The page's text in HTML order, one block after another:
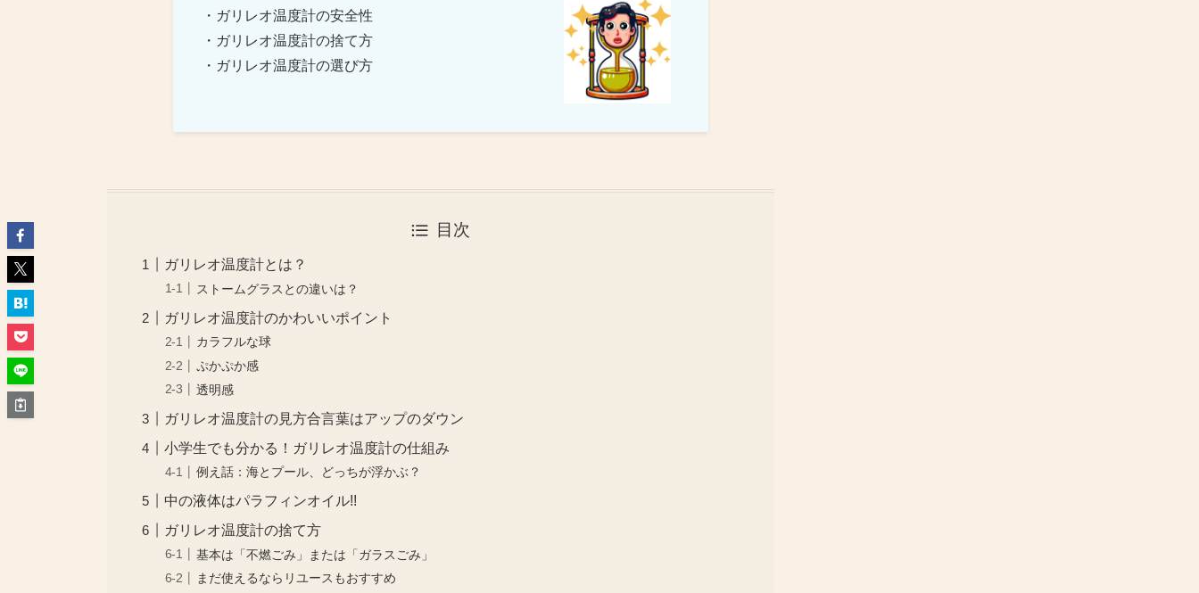
・ガリレオ温度計の安全性
・ガリレオ温度計の捨て方
・ガリレオ温度計の選び方
目次
ガリレオ温度計とは？
ストームグラスとの違いは？
ガリレオ温度計のかわいいポイント
カラフルな球
ぷかぷか感
透明感
ガリレオ温度計の見方合言葉はアップのダウン
小学生でも分かる！ガリレオ温度計の仕組み
例え話：海とプール、どっちが浮かぶ？
中の液体はパラフィンオイル!!
ガリレオ温度計の捨て方
基本は「不燃ごみ」または「ガラスごみ」
まだ使えるならリユースもおすすめ